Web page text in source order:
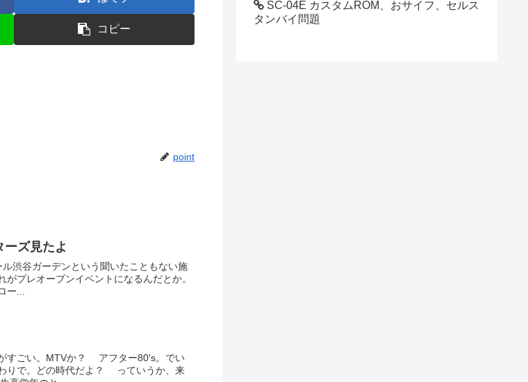
コピー
point
ズ見たよ
渋谷ガーデンという聞いたこともない施
プレオープンイベントになるんだとか。
ー...
すごい。MTVか？ アフター80's。でい
りで。どの時代だよ？ っていうか、来
SC-04E カスタムROM、おサイフ、セルス
タンバイ問題